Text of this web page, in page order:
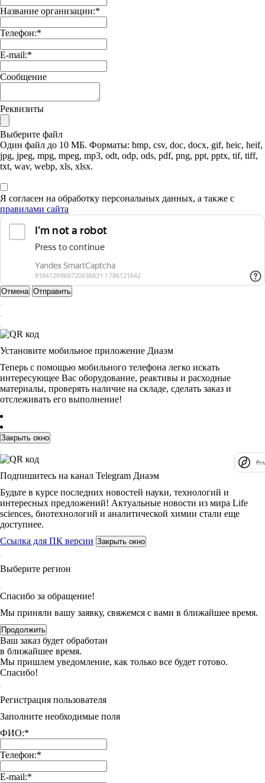
Название организации:*
Телефон:*
E-mail:*
Сообщение
Реквизиты
Выберите файл
Один файл до 10 МБ. Форматы: bmp, csv, doc, docx, gif, heic, heif,
jpg, jpeg, mpg, mpeg, mp3, odt, odp, ods, pdf, png, ppt, pptx, tif, tiff,
txt, wav, webp, xls, xlsx.
Я согласен на обработку персональных данных, а также с
правилами сайта
Отмена Отправить
Установите мобильное приложение Диаэм
Теперь с помощью мобильного телефона легко искать
интересующее Вас оборудование, реактивы и расходные
материалы, проверять наличие на складе, сделать заказ и
отслеживать его выполнение!
Закрыть окно
Подпишитесь на канал Telegram Диаэм
Будьте в курсе последних новостей науки, технологий и
интересных предложений! Актуальные новости из мира Life
sciences, биотехнологий и аналитической химии стали еще
доступнее.
Ссылка для ПК версии Закрыть окно
Выберите регион
Спасибо за обращение!
Мы приняли вашу заявку, свяжемся с вами в ближайшее время.
Продолжить
Ваш заказ будет обработан
в ближайшее время.
Мы пришлем уведомление, как только все будет готово.
Спасибо!
Регистрация пользователя
Заполните необходимые поля
ФИО:*
Телефон:*
E-mail:*